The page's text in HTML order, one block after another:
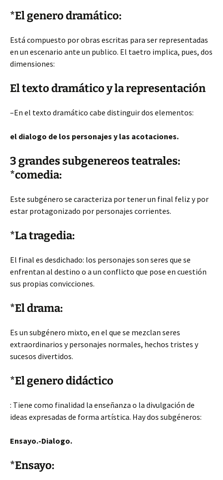
*El genero dramático:
Está compuesto por obras escritas para ser representadas
en un escenario ante un publico. El taetro implica, pues, dos
dimensiones:
El texto dramático y la representación
–En el texto dramático cabe distinguir dos elementos:
el dialogo de los personajes y las acotaciones.
3 grandes subgenereos teatrales:
*comedia:
Este subgénero se caracteriza por tener un final feliz y por
estar protagonizado por personajes corrientes.
*La tragedia:
El final es desdichado: los personajes son seres que se
enfrentan al destino o a un conflicto que pose en cuestión
sus propias convicciones.
*El drama:
Es un subgénero mixto, en el que se mezclan seres
extraordinarios y personajes normales, hechos tristes y
sucesos divertidos.
*El genero didáctico
: Tiene como finalidad la enseñanza o la divulgación de
ideas expresadas de forma artística. Hay dos subgéneros:
Ensayo.-Dialogo.
*Ensayo: